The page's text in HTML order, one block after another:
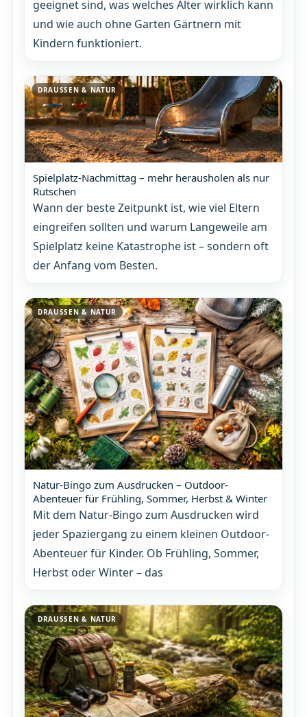
geeignet sind, was welches Alter wirklich kann
und wie auch ohne Garten Gärtnern mit
Kindern funktioniert.
DRAUSSEN & NATUR
Spielplatz-Nachmittag – mehr herausholen als nur
Rutschen
Wann der beste Zeitpunkt ist, wie viel Eltern
eingreifen sollten und warum Langeweile am
Spielplatz keine Katastrophe ist – sondern oft
der Anfang vom Besten.
DRAUSSEN & NATUR
Natur-Bingo zum Ausdrucken – Outdoor-
Abenteuer für Frühling, Sommer, Herbst & Winter
Mit dem Natur-Bingo zum Ausdrucken wird
jeder Spaziergang zu einem kleinen Outdoor-
Abenteuer für Kinder. Ob Frühling, Sommer,
Herbst oder Winter – das
DRAUSSEN & NATUR